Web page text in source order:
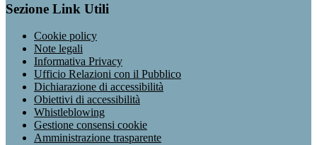
Sezione Link Utili
Cookie policy
Note legali
Informativa Privacy
Ufficio Relazioni con il Pubblico
Dichiarazione di accessibilità
Obiettivi di accessibilità
Whistleblowing
Gestione consensi cookie
Amministrazione trasparente